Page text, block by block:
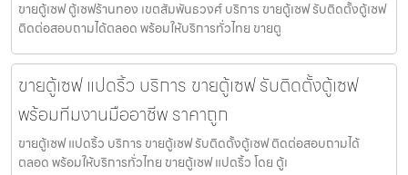
ขายตู้เซฟ ตู้เซฟร้านทอง เขตสัมพันธวงศ์ บริการ ขายตู้เซฟ รับติดตั้งตู้เซฟ
ติดต่อสอบถามได้ตลอด พร้อมให้บริการทั่วไทย ขายตู
ขายตู้เซฟ แปดริ้ว บริการ ขายตู้เซฟ รับติดตั้งตู้เซฟ
พร้อมทีมงานมืออาชีพ ราคาถูก
ขายตู้เซฟ แปดริ้ว บริการ ขายตู้เซฟ รับติดตั้งตู้เซฟ ติดต่อสอบถามได้
ตลอด พร้อมให้บริการทั่วไทย ขายตู้เซฟ แปดริ้ว โดย ตู้เ